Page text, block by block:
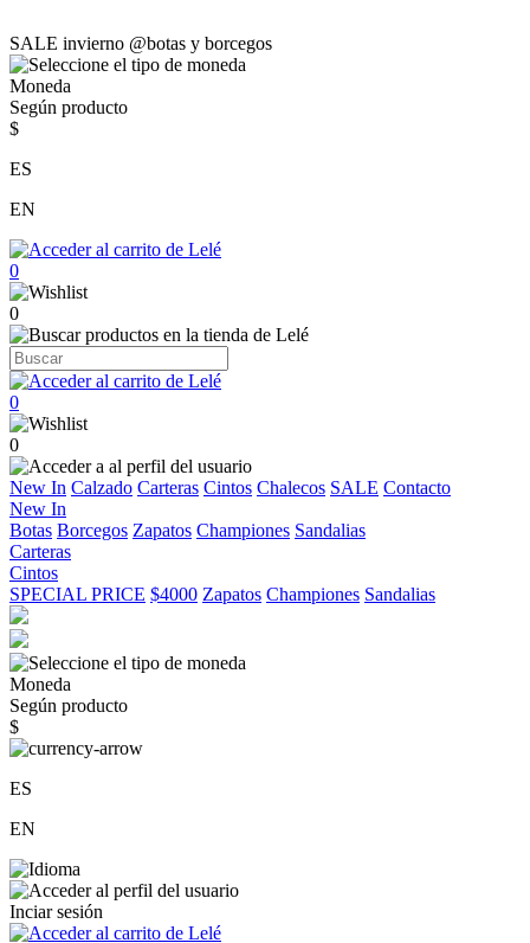
SALE invierno @botas y borcegos
Moneda
Según producto
$
ES
EN
0
0
0
0
New In Calzado Carteras Cintos Chalecos SALE Contacto
New In
Botas Borcegos Zapatos Championes Sandalias
Carteras
Cintos
SPECIAL PRICE $4000 Zapatos Championes Sandalias
Moneda
Según producto
$
ES
EN
Inciar sesión